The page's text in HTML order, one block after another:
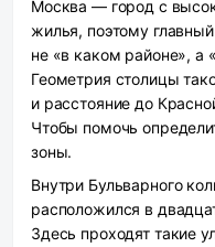
Москва — город с
жилья, поэтому
не «в каком районе», а
Геометрия столицы
и расстояние до
Чтобы помочь
зоны.
Внутри Бульварного
расположился в
Здесь проходят такие